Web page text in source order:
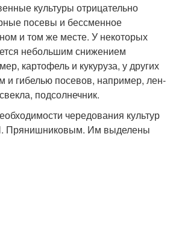
культуры отрицательно
посевы и бессменное
и том же месте. У некоторых
небольшим снижением
картофель и кукуруза, у других
гибелью посевов, например, лен-
подсолнечник.
чередования культур
Прянишниковым. Им выделены